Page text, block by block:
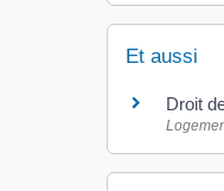
Et aussi
Droit